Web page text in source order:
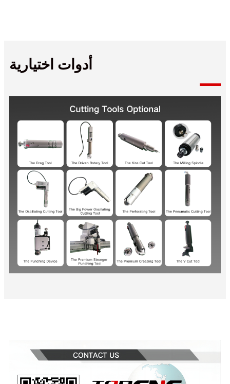
أدوات اختيارية